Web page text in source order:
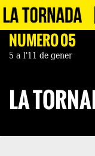
NÚMERO 05
5 a l'11 de gener
LA